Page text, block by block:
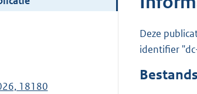
18180
Deze
identifier